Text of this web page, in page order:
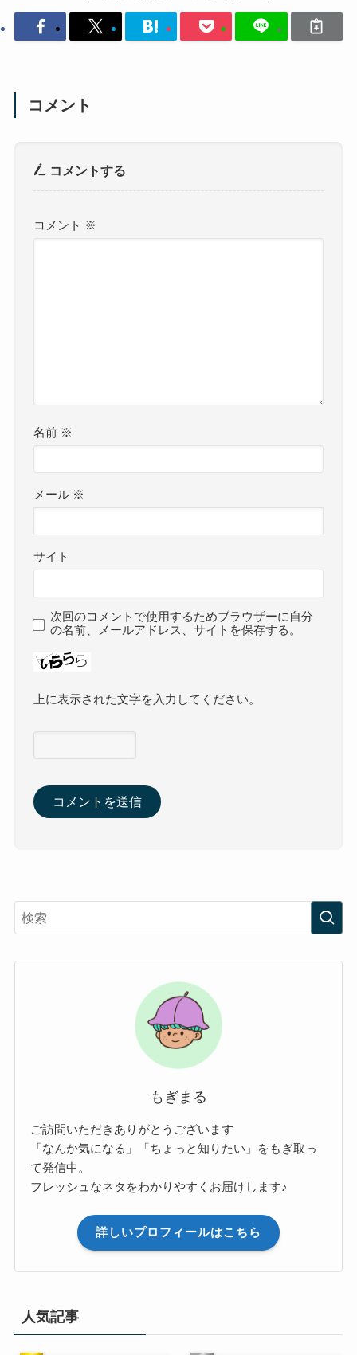
コメント
コメントする
コメント ※
名前 ※
メール ※
サイト
次回のコメントで使用するためブラウザーに自分
の名前、メールアドレス、サイトを保存する。
上に表示された文字を入力してください。
もぎまる
ご訪問いただきありがとうございます
「なんか気になる」「ちょっと知りたい」をもぎ取っ
て発信中。
フレッシュなネタをわかりやすくお届けします♪
詳しいプロフィールはこちら
人気記事